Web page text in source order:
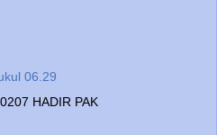
06.29
HADIR PAK